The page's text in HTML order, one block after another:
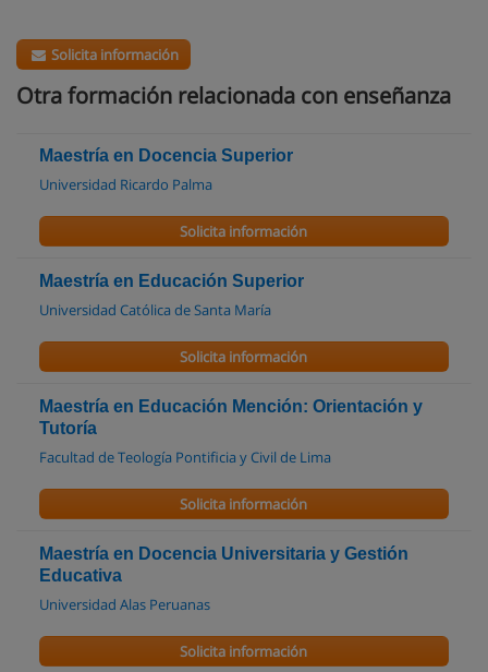
Solicita información
Otra formación relacionada con enseñanza
Maestría en Docencia Superior
Universidad Ricardo Palma
Solicita información
Maestría en Educación Superior
Universidad Católica de Santa María
Solicita información
Maestría en Educación Mención: Orientación y
Tutoría
Facultad de Teología Pontificia y Civil de Lima
Solicita información
Maestría en Docencia Universitaria y Gestión
Educativa
Universidad Alas Peruanas
Solicita información